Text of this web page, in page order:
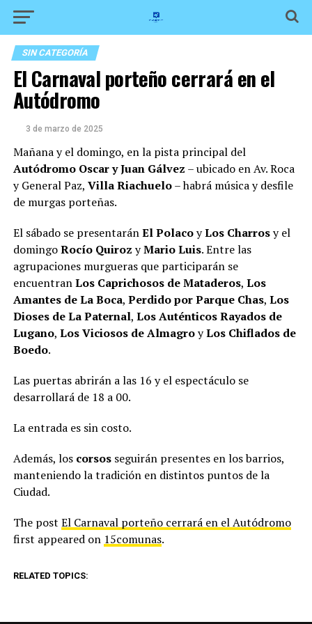
SIN CATEGORÍA
El Carnaval porteño cerrará en el
Autódromo
3 de marzo de 2025
Mañana y el domingo, en la pista principal del
Autódromo Oscar y Juan Gálvez – ubicado en Av. Roca
y General Paz, Villa Riachuelo– habrá música y desfile
de murgas porteñas.
El sábado se presentaránEl PolacoyLos Charrosy el
domingoRocío Quiroz yMario Luis. Entre las
agrupaciones murgueras que participarán se
encuentranLos Caprichosos de Mataderos, Los
Amantes de La Boca, Perdido por Parque Chas, Los
Dioses de La Paternal, Los Auténticos Rayados de
Lugano, Los Viciosos de AlmagroyLos Chiflados de
Boedo.
Las puertas abrirán a las 16 y el espectáculo se
desarrollará de 18 a 00.
La entrada es sin costo.
Además, los corsosseguirán presentes en los barrios,
manteniendo la tradición en distintos puntos de la
Ciudad.
The post El Carnaval porteño cerrará en el Autódromo
first appeared on 15comunas.
RELATED TOPICS: